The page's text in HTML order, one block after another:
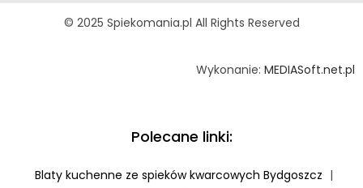
© 2025 Spiekomania.pl All Rights Reserved
Wykonanie: MEDIASoft.net.pl
Polecane linki:
Blaty kuchenne ze spieków kwarcowych Bydgoszcz |